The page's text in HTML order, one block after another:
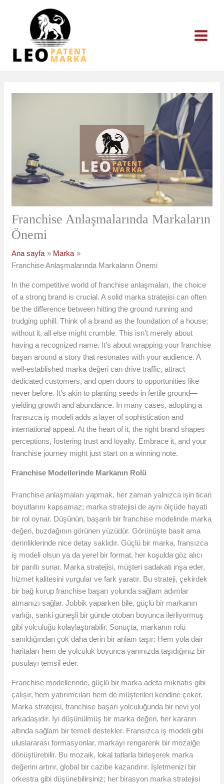
Franchise Anlaşmalarında Markaların
Önemi
Ana sayfa
Marka
Franchise Anlaşmalarında Markaların Önemi
In the competitive world of franchise anlaşmaları, the choice
of a strong brand is crucial. A solid marka stratejisi can often
be the difference between hitting the ground running and
trudging uphill. Think of a brand as the foundation of a house;
without it, all else might crumble. This isn’t merely about
having a recognized name. It’s about wrapping your franchise
başarı around a story that resonates with your audience. A
well-established marka değeri can drive traffic, attract
dedicated customers, and open doors to opportunities like
never before. It’s akin to planting seeds in fertile ground—
yielding growth and abundance. In many cases, adopting a
fransızca iş modeli adds a layer of sophistication and
international appeal. At the heart of it, the right brand shapes
perceptions, fostering trust and loyalty. Embrace it, and your
franchise journey might just start on a winning note.
Franchise Modellerinde Markanın Rolü
Franchise anlaşmaları yapmak, her zaman yalnızca işin ticari
boyutlarını kapsamaz; marka stratejisi de aynı ölçüde hayati
bir rol oynar. Düşünün, başarılı bir franchise modelinde marka
değeri, buzdağının görünen yüzüdür. Görünüşte basit ama
derinliklerinde nice detay saklıdır. Güçlü bir marka, fransızca
iş modeli olsun ya da yerel bir format, her koşulda göz alıcı
bir parıltı sunar. Marka stratejisi, müşteri sadakati inşa eder,
hizmet kalitesini vurgular ve fark yaratır. Bu strateji, çekirdek
bir bağ kurup franchise başarı yolunda sağlam adımlar
atmanızı sağlar. Jobbik yaparken bile, güçlü bir markanın
varlığı, sanki güneşli bir günde otoban boyunca ilerliyormuş
gibi yolculuğu kolaylaştırabilir. Sonuçta, markanın rolü
sanıldığından çok daha derin bir anlam taşır: Hem yola dair
haritaları hem de yolculuk boyunca yanınızda taşıdığınız bir
pusulayı temsil eder.
Franchise modellerinde, güçlü bir marka adeta mıknatıs gibi
çalışır, hem yatırımcıları hem de müşterileri kendine çeker.
Marka stratejisi, franchise başarı yolculuğunda bir nevi yol
arkadaşıdır. İyi düşünülmüş bir marka değeri, her kararın
altında sağlam bir temeli destekler. Fransızca iş modeli gibi
uluslararası formasyonlar, markayı rengarenk bir mozaiğe
dönüştürebilir. Bu mozaik, lokal tatlarla birleşerek marka
değerini artırır, global bir cazibe kazandırır. İşletmenizi bir
orkestra gibi düşünebilirsiniz; her birasyon marka stratejisi